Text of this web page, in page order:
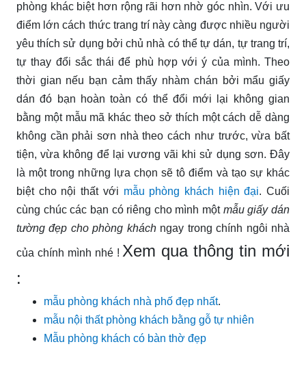
phòng khác biệt hơn rộng rãi hơn nhờ góc nhìn. Với ưu
điểm lớn cách thức trang trí này càng được nhiều người
yêu thích sử dụng bởi chủ nhà có thể tự dán, tự trang trí,
tự thay đổi sắc thái để phù hợp với ý của mình. Theo
thời gian nếu bạn cảm thấy nhàm chán bởi mẩu giấy
dán đó bạn hoàn toàn có thể đổi mới lại không gian
bằng một mẫu mã khác theo sở thích một cách dễ dàng
không cần phải sơn nhà theo cách như trước, vừa bất
tiện, vừa không để lại vương vãi khi sử dụng sơn. Đây
là một trong những lựa chọn sẽ tô điểm và tạo sự khác
biệt cho nội thất với mẫu phòng khách hiện đại. Cuối
cùng chúc các bạn có riêng cho mình một mẫu giấy dán
tường đẹp cho phòng kháchngay trong chính ngôi nhà
của chính mình nhé ! Xem qua thông tin mới
:
mẫu phòng khách nhà phố đẹp nhất.
mẫu nội thất phòng khách bằng gỗ tự nhiên
Mẫu phòng khách có bàn thờ đẹp